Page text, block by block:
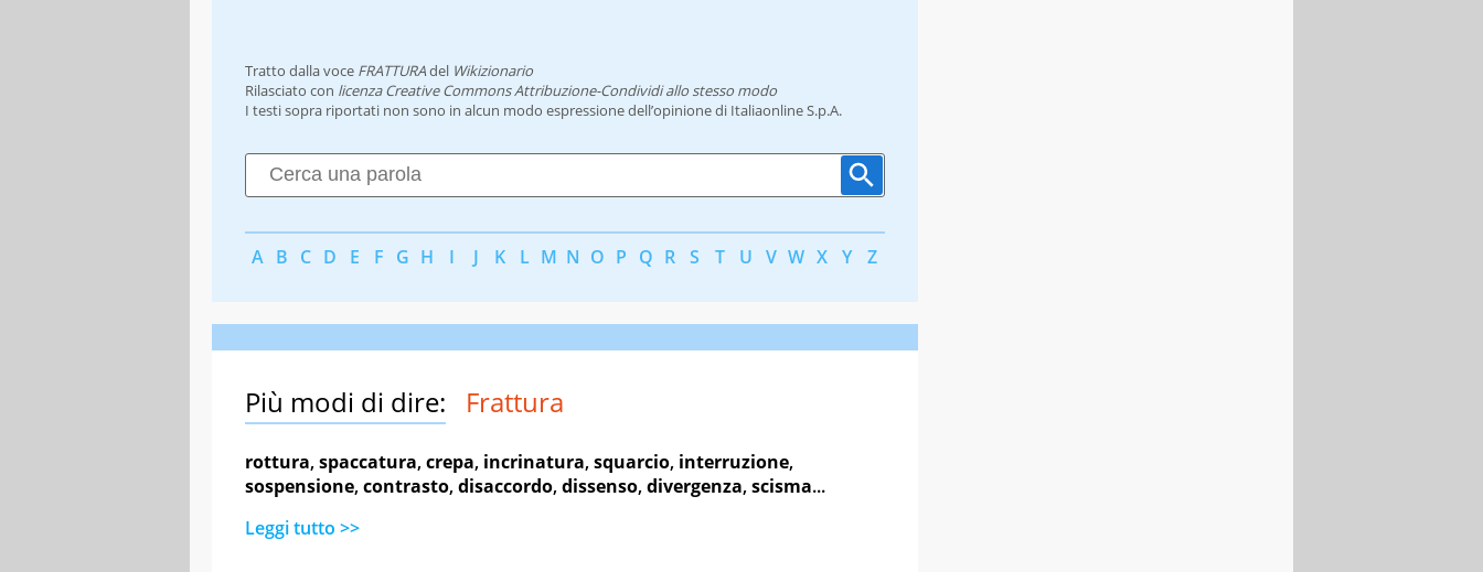
Tratto dalla voce FRATTURAdel Wikizionario
Rilasciato con licenza Creative Commons Attribuzione-Condividi allo stesso modo
I testi sopra riportati non sono in alcun modo espressione dell’opinione di Italiaonline S.p.A.
A B C D E F G H I J K L M N O P Q R S T U V W X Y Z
Più modi di dire: Frattura
rottura,spaccatura,crepa, incrinatura,squarcio, interruzione,
sospensione,contrasto,disaccordo,dissenso,divergenza,scisma...
Leggi tutto >>